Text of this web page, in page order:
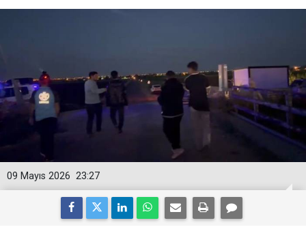
23:27
09 Mayıs 2026